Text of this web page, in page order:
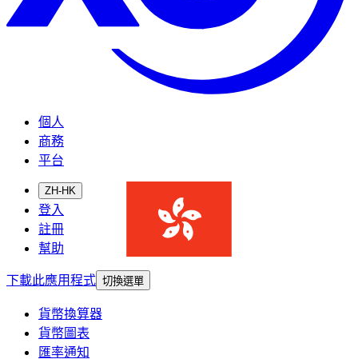
個人
商務
平台
ZH-HK
登入
註冊
幫助
下載此應用程式 切換選單
貨幣換算器
貨幣圖表
匯率通知